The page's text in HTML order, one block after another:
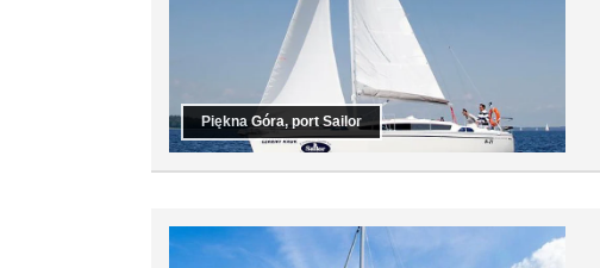
Piękna Góra, port Sailor